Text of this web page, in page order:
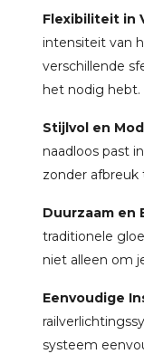
Flexibiliteit in
intensiteit van
verschillende
het nodig hebt.
Stijlvol en
naadloos past
zonder afbreuk
Duurzaam en
traditionele
niet alleen om
Eenvoudige
systeem